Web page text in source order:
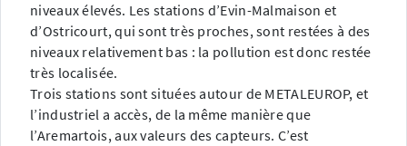
niveaux élevés. Les stations d’Evin-Malmaison et
d’Ostricourt, qui sont très proches, sont restées à des
niveaux relativement bas : la pollution est donc restée
très localisée.
Trois stations sont situées autour de METALEUROP, et
l’industriel a accès, de la même manière que
l’Aremartois, aux valeurs des capteurs. C’est